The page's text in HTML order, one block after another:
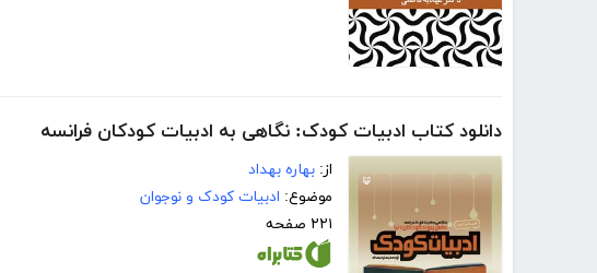
دانلود کتاب ادبیات کودک: نگاهی به ادبیات کودکان فرانسه
از: بهاره بهداد
موضوع: ادبیات کودک و نوجوان
۲۲۱ صفحه